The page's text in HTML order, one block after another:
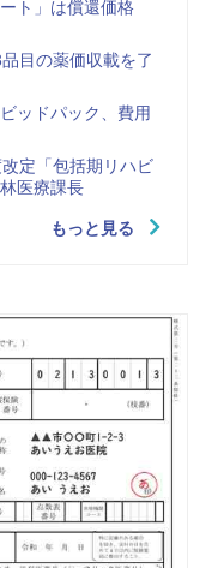
ト」は償還価格
目の薬価収載を了
ッドパック、費用
定「包括期リハビ
医療課長
もっと見る